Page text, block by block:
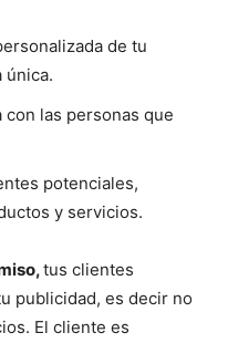
de tu
única.
las personas que
potenciales,
y servicios.
tus clientes
publicidad, es decir no
El cliente es